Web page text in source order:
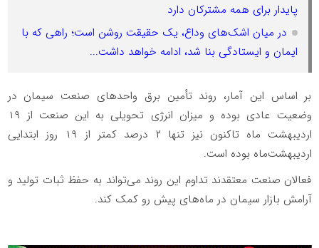
پایدار برای همه مشترکان دارد
در میان اشک‌های وداع، یک حقیقت روشن است؛ راهی که با
ایمان و ایستادگی بنا شد، ادامه خواهد داشت...
بر اساس این آمار، روند تأمین برق واحدهای صنعت سیمان در
وضعیت عادی بوده و میزان انرژی تحویلی به این صنعت از ۱۹
اردیبهشت ماه تاکنون نیز تنها ۲ درصد کمتر از ۱۹ روز ابتدایی
اردیبهشت‌ماه بوده است.
فعالان صنعت معتقدند تداوم این روند می‌تواند به حفظ ثبات تولید و
آرامش بازار سیمان در ماه‌های پیش رو کمک کند.